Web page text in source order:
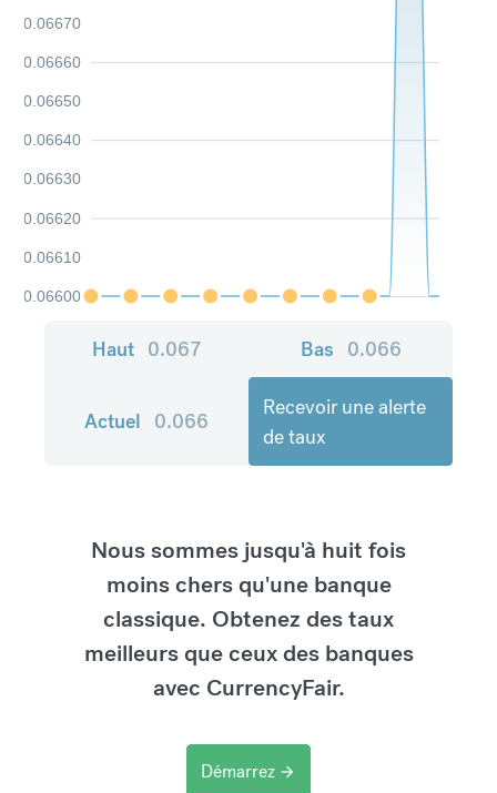
0.06600
0.06610
0.06620
0.06630
0.06640
0.06650
0.06660
0.06670
Haut 0.067 Bas 0.066
Actuel 0.066
Recevoir une alerte
de taux
Nous sommes jusqu'à huit fois
moins chers qu'une banque
classique. Obtenez des taux
meilleurs que ceux des banques
avec CurrencyFair.
Démarrez arrow_forward